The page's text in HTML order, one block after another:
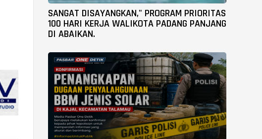
SANGAT DISAYANGKAN," PROGRAM PRIORITAS
100 HARI KERJA WALIKOTA PADANG PANJANG
DI ABAIKAN.